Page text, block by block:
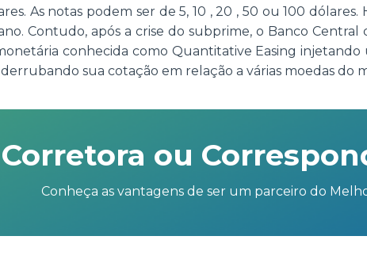
As notas podem ser de 5, 10 , 20 , 50 ou 100
Contudo, após a crise do subprime, o Banco
conhecida como Quantitative Easing
sua cotação em relação a várias moedas do
Corretora ou
Conheça as vantagens de ser um parceiro do